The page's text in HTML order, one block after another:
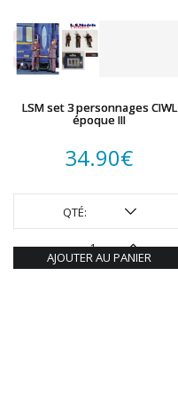
LSM set 3 personnages CIWL
époque III
34.90€
QTÉ:
AJOUTER AU PANIER